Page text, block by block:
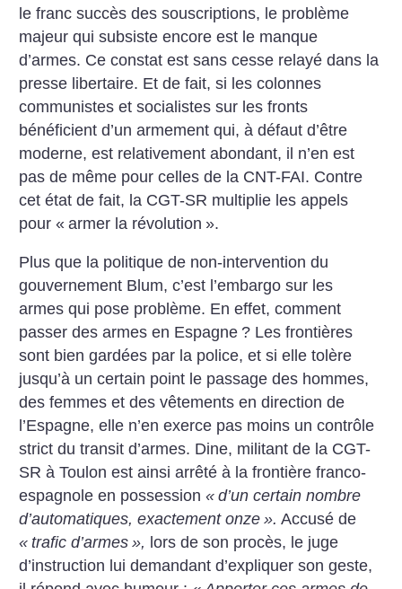
le franc succès des souscriptions, le problème
majeur qui subsiste encore est le manque
d’armes. Ce constat est sans cesse relayé dans la
presse libertaire. Et de fait, si les colonnes
communistes et socialistes sur les fronts
bénéficient d’un armement qui, à défaut d’être
moderne, est relativement abondant, il n’en est
pas de même pour celles de la CNT-FAI. Contre
cet état de fait, la CGT-SR multiplie les appels
pour « armer la révolution ».
Plus que la politique de non-intervention du
gouvernement Blum, c’est l’embargo sur les
armes qui pose problème. En effet, comment
passer des armes en Espagne ? Les frontières
sont bien gardées par la police, et si elle tolère
jusqu’à un certain point le passage des hommes,
des femmes et des vêtements en direction de
l’Espagne, elle n’en exerce pas moins un contrôle
strict du transit d’armes. Dine, militant de la CGT-
SR à Toulon est ainsi arrêté à la frontière franco-
espagnole en possession« d’un certain nombre
d’automatiques, exactement onze ». Accusé de
« trafic d’armes », lors de son procès, le juge
d’instruction lui demandant d’expliquer son geste,